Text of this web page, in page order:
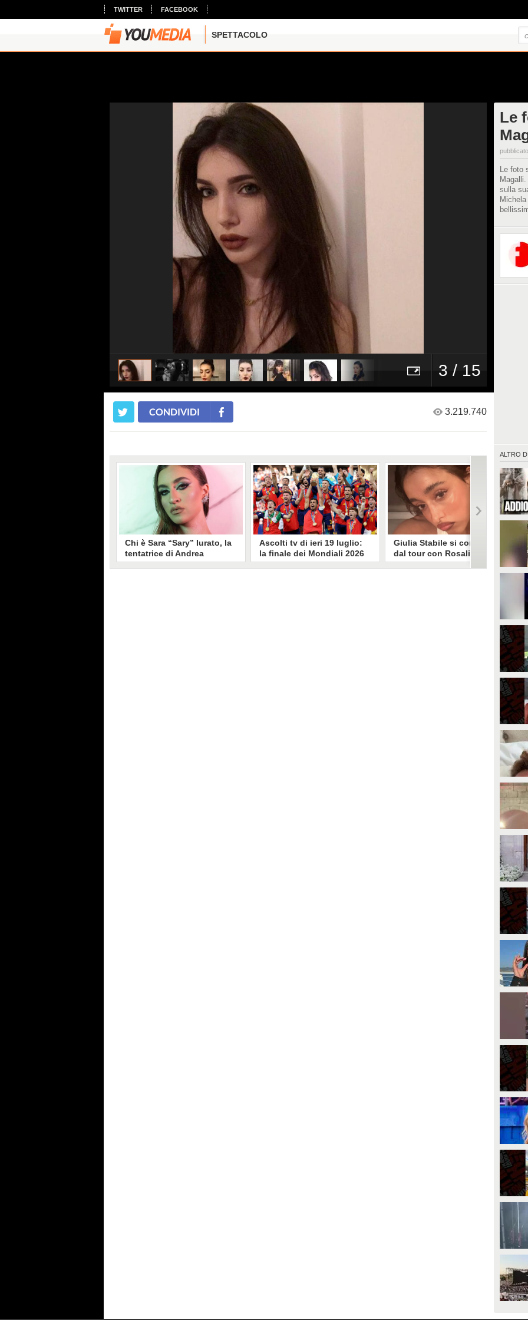
TWITTER FACEBOOK
SPETTACOLO
3 / 15
Le
Le foto
sulla
ALTRO DI
CONDIVIDI 3.219.740
Chi è Sara “Sary” Iurato, la
tentatrice di Andrea
Petraroli a Temptation
Ascolti tv di ieri 19 luglio:
la finale dei Mondiali 2026
Spagna-Argentina
Giulia Stabile si confessa
dal tour con Rosalia: "Non
sono stata bene, costretta
lasciata andare a una confessione